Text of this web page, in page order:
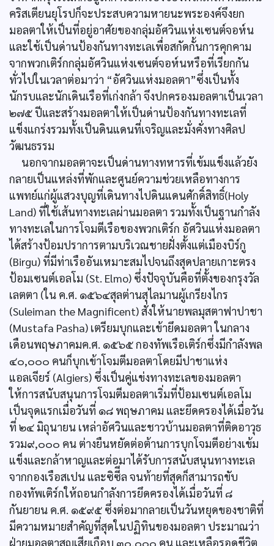
คริสเตียนยุโรปก็จะประสบความหายนะพระองค์จึงยก
มอลตาให้เป็นที่อยู่อาศัยของกลุ่มอัศวินแห่งเซนต์จอห์น
และใช้เป็นด่านป้องกันทางทะเลเพื่อสกัดกั้นการคุกคาม
จากพวกเติร์กกลุ่มอัศวินแห่งเซนต์จอห์นหรือที่เรียกกัน
ทั่วไปในเวลาต่อมาว่า “อัศวินแห่งมอลตา”ซึ่งเป็นทั้ง
นักรบและนักเดินเรือที่เก่งกล้า จึงปกครองมอลตาเป็นเวลา
๒๗๕ ปีและสร้างมอลตาให้เป็นด่านป้องกันทางทะเลที่
แข็งแกร่งรวมทั้งเป็นดินแดนที่เจริญและมั่งคั่งทางศิลป
วัฒนธรรม
นอกจากมอลตาจะเป็นด่านทางทหารที่เข้มแข็งแล้วยัง
กลายเป็นแหล่งที่พักและศูนย์ความช่วยเหลือทางการ
แพทย์แก่ผู้แสวงบุญที่เดินทางไปดินแดนศักดิ์สิทธิ์(Holy
Land) ที่ใช้เส้นทางทะเลผ่านมอลตา รวมทั้งเป็นฐานกำลัง
ทางทะเลในการโจมตีเรือของพวกเติร์ก อัศวินแห่งมอลตา
ได้สร้างป้อมปราการตามบริเวณชายฝั่งตั้งแต่เมืองบิร์กู
(Birgu) ที่มีท่าเรืออันเหมาะสมไปจนถึงสุดปลายเกาะตรง
ป้อมเซนต์เอลโม (St. Elmo) ซึ่งปัจจุบันคือที่ตั้งของกรุงวัล
เลตตา (ใน ค.ศ. ๑๕๖๔สุลต่านสุไลมานผู้เกรียงไกร
(Suleiman the Magnificent) สั่งให้นายพลมุสตาฟาปาชา
(Mustafa Pasha) เตรียมบุกและเข้ายึดมอลตา ในกลาง
เดือนพฤษภาคมค.ศ. ๑๕๖๕ กองทัพเรือเติร์กซึ่งมีกำลังพล
๔๐,๐๐๐ คนก็บุกเข้าโจมตีมอลตาโดยมีปาชาแห่ง
แอลเจียร์ (Algiers) ซึ่งเป็นคู่แข่งทางทะเลของมอลตา
ให้การสนับสนุนการโจมตีมอลตาเริ่มที่ป้อมเซนต์เอลโม
เป็นจุดแรกเมื่อวันที่ ๑๘ พฤษภาคม และยึดครองได้เมื่อวัน
ที่ ๒๔ มิถุนายน เหล่าอัศวินและชาวบ้านมอลตาที่ติดอาวุธ
รวม๙,๐๐๐ คน ต่างยืนหยัดต่อต้านการบุกโจมตีอย่างเข้ม
แข็งและกล้าหาญและต่อมาได้รับการสนับสนุนทางทะเล
จากกองเรือสเปน และซิซีีล จนท้ายที่สุดก็สามารถขับ
กองทัพเติร์กให้ถอนกำลังการยึดครองได้เมื่อวันที่ ๘
กันยายน ค.ศ. ๑๕๙๕ ซึ่งต่อมากลายเป็นวันหยุดของชาติที่
มีความหมายสำคัญที่สุดในปฏิทินของมอลตา ประมาณว่า
ฝ่ายมอลตาสูญเสียเกือบ ๓๐,๐๐๐ คน และเหลือรอดชีวิต